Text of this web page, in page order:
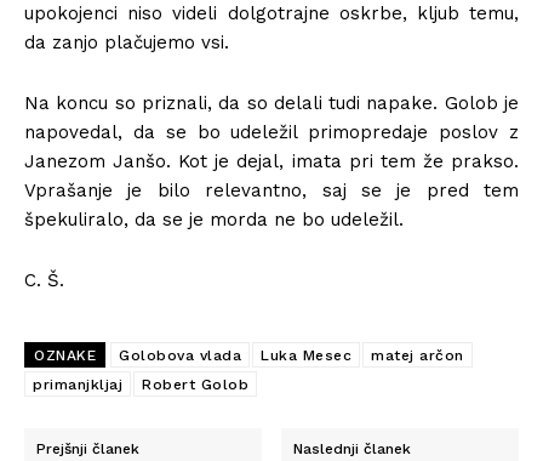
upokojenci niso videli dolgotrajne oskrbe, kljub temu,
da zanjo plačujemo vsi.
Na koncu so priznali, da so delali tudi napake. Golob je
napovedal, da se bo udeležil primopredaje poslov z
Janezom Janšo. Kot je dejal, imata pri tem že prakso.
Vprašanje je bilo relevantno, saj se je pred tem
špekuliralo, da se je morda ne bo udeležil.
C. Š.
OZNAKE Golobova vlada Luka Mesec
matej arčon
primanjkljaj
Robert Golob
Prejšnji članek Naslednji članek